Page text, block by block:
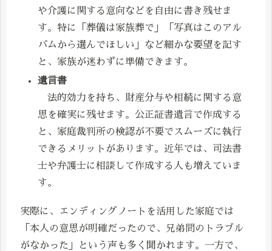
や介護に関する意向などを自由に書き残せま
す。特に「葬儀は家族葬で」「写真はこのアル
バムから選んでほしい」など細かな要望を記す
と、家族が迷わずに準備できます。
遺言書
法的効力を持ち、財産分与や相続に関する意
思を確実に残せます。公正証書遺言で作成する
と、家庭裁判所の検認が不要でスムーズに執行
できるメリットがあります。近年では、司法書
士や弁護士に相談して作成する人も増えていま
す。
実際に、エンディングノートを活用した家庭では
「本人の意思が明確だったので、兄弟間のトラブル
がなかった」という声も多く聞かれます。一方で、